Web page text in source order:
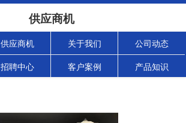
供应商机
供应商机 关于我们 公司动态
招聘中心 客户案例 产品知识